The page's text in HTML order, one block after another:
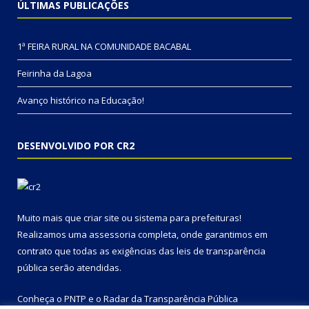
ÚLTIMAS PUBLICAÇÕES
1ª FEIRA RURAL NA COMUNIDADE BACABAL
Feirinha da Lagoa
Avanço histórico na Educação!
DESENVOLVIDO POR CR2
Muito mais que criar site ou sistema para prefeituras!
Realizamos uma assessoria completa, onde garantimos em
contrato que todas as exigências das leis de transparência
pública serão atendidas.
Conheça o PNTP e o Radar da Transparência Pública